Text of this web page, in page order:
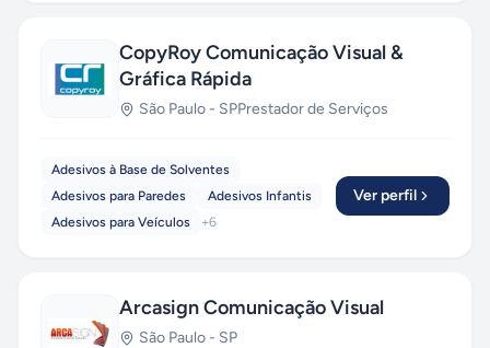
CopyRoy Comunicação Visual &
Gráfica Rápida
São Paulo - SPPrestador de Serviços
Adesivos à Base de Solventes
Adesivos para Paredes
Adesivos Infantis
Adesivos para Veículos
+6
Ver perfil
Arcasign Comunicação Visual
São Paulo - SP